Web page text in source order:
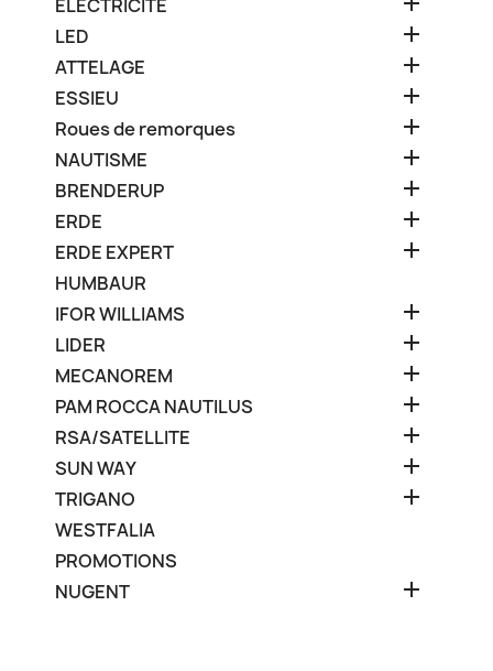
ELECTRICITE
LED 
ATTELAGE 
ESSIEU 
Roues de remorques 
NAUTISME 
BRENDERUP 
ERDE 
ERDE EXPERT 
HUMBAUR
IFOR WILLIAMS

LIDER 
MECANOREM 
PAM ROCCA NAUTILUS 
RSA/SATELLITE 
SUN WAY 
TRIGANO 
WESTFALIA
PROMOTIONS
NUGENT
